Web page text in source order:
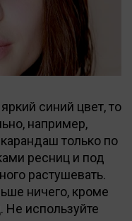
синий цвет, то
например,
только по
ресниц и под
растушевать.
ничего, кроме
используйте